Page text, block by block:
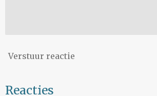
Verstuur reactie
Reacties